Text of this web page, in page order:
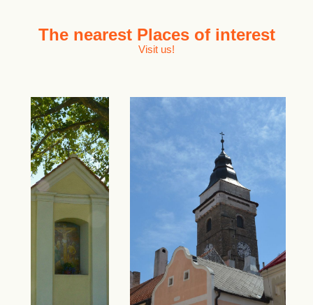
The nearest Places of interest
Visit us!